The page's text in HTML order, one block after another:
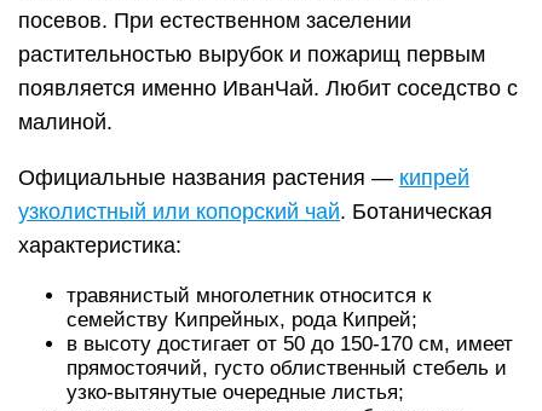
посевов. При естественном заселении
растительностью вырубок и пожарищ первым
появляется именно ИванЧай. Любит соседство с
малиной.
Официальные названия растения — кипрей
узколистный или копорский чай. Ботаническая
характеристика:
травянистый многолетник относится к
семейству Кипрейных, рода Кипрей;
в высоту достигает от 50 до 150-170 см, имеет
прямостоячий, густо облиственный стебель и
узко-вытянутые очередные листья;